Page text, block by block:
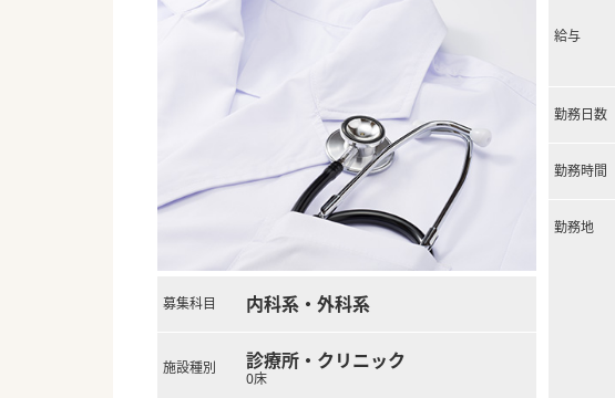
募集科目 内科系・外科系
施設種別 診療所・クリニック
0床
給与
勤務日数
勤務時間
勤務地